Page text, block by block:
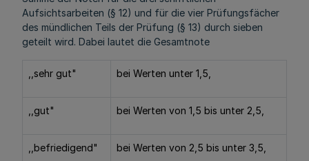
Aufsichtsarbeiten (§ 12) und für die vier Prüfungsfächer
des mündlichen Teils der Prüfung (§ 13) durch sieben
geteilt wird. Dabei lautet die Gesamtnote
,,sehr gut" bei Werten unter 1,5,
,,gut" bei Werten von 1,5 bis unter 2,5,
,,befriedigend" bei Werten von 2,5 bis unter 3,5,